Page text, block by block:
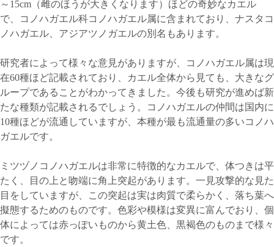
～15cm（雌のほうが大きくなります）ほどの奇妙なカエル
で、コノハガエル科コノハガエル属に含まれており、ナスタコ
ノハガエル、アジアツノガエルの別名もあります。
研究者によって様々な意見がありますが、コノハガエル属は現
在60種ほど記載されており、カエル全体から見ても、大きなグ
ループであることがわかってきました。今後も研究が進めば新
たな種類が記載されるでしょう。コノハガエルの仲間は国内に
10種ほどが流通していますが、本種が最も流通量の多いコノハ
ガエルです。
ミツヅノコノハガエルは非常に特徴的なカエルで、体つきは平
たく、目の上と吻端に角上突起があります。一見攻撃的な見た
目をしていますが、この突起は実は肉質で柔らかく、落ち葉へ
擬態するためのものです。色彩や模様は変異に富んでおり、個
体によっては赤っぽいものから黄土色、黒褐色のものまで様々
です。